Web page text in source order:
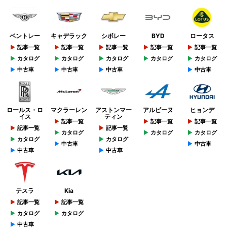
ベントレー
記事一覧
カタログ
中古車
キャデラック
記事一覧
カタログ
中古車
シボレー
記事一覧
カタログ
中古車
BYD
記事一覧
カタログ
ロータス
記事一覧
カタログ
中古車
ロールス・ロ
イス
記事一覧
カタログ
中古車
マクラーレン
記事一覧
カタログ
中古車
アストンマー
ティン
記事一覧
カタログ
中古車
アルピーヌ
記事一覧
カタログ
ヒョンデ
記事一覧
カタログ
中古車
テスラ
記事一覧
カタログ
中古車
Kia
記事一覧
カタログ